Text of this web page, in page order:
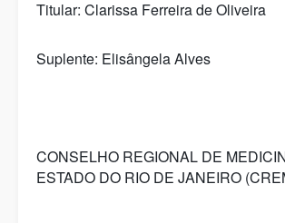
Titular: Clarissa Ferreira de Oliveira
Suplente: Elisângela Alves
CONSELHO REGIONAL DE
ESTADO DO RIO DE JANEIRO